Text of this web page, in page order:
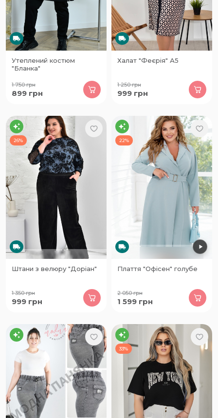
Утеплений костюм
"Бланка"
1 750грн
899 грн
Халат "Феєрія" А5
1 250грн
999 грн
26%
Штани з велюру "Доріан"
1 350грн
999 грн
22%
Плаття "Офісен" голубе
2 050грн
1 599 грн
33%